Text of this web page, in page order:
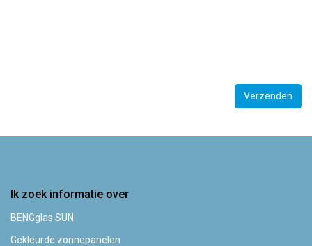
Verzenden
Ik zoek informatie over
BENGglas SUN
Gekleurde zonnepanelen